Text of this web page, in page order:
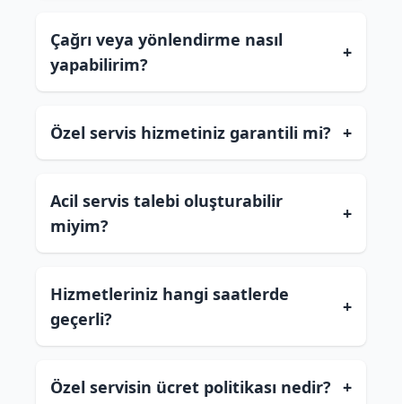
Çağrı veya yönlendirme nasıl
yapabilirim?
+
Özel servis hizmetiniz garantili mi? +
Acil servis talebi oluşturabilir
miyim?
+
Hizmetleriniz hangi saatlerde
geçerli?
+
Özel servisin ücret politikası nedir? +